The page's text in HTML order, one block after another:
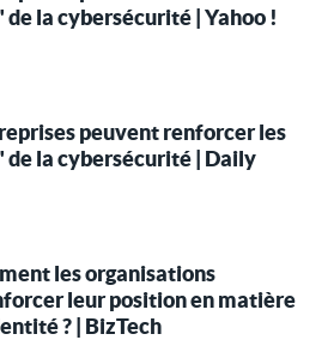
la cybersécurité | Yahoo !
peuvent renforcer les
la cybersécurité | Daily
les organisations
leur position en matière
? | BizTech